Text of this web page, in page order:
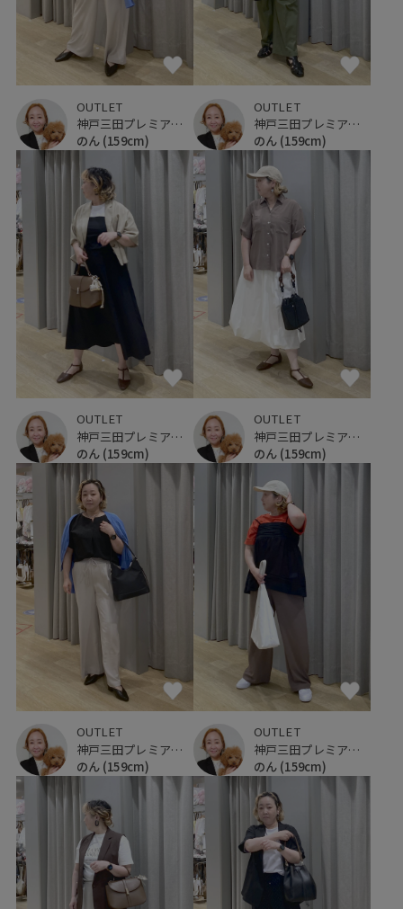
OUTLET
神戸三田プレミアム・アウトレット
のん (159cm)
OUTLET
神戸三田プレミアム・アウトレット
のん (159cm)
OUTLET
神戸三田プレミアム・アウトレット
のん (159cm)
OUTLET
神戸三田プレミアム・アウトレット
のん (159cm)
OUTLET
神戸三田プレミアム・アウトレット
のん (159cm)
OUTLET
神戸三田プレミアム・アウトレット
のん (159cm)